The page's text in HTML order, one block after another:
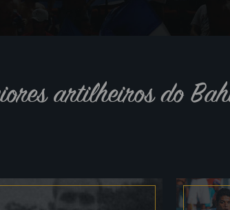
artilheiros do